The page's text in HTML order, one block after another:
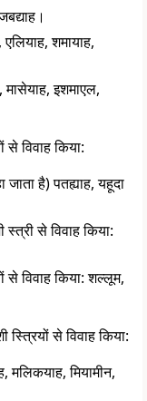
शमायाह,
इशमाएल,
से विवाह किया:
है) पतह्याह, यहूदा
से विवाह किया:
से विवाह किया: शल्लूम,
से विवाह किया:
मलिकयाह, मियामीन,